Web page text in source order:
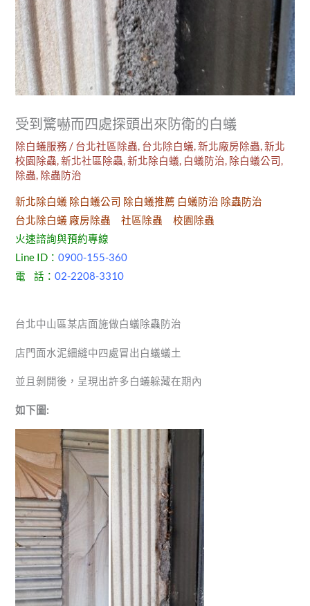
受到驚嚇而四處探頭出來防衛的白蟻
除白蟻服務 / 台北社區除蟲, 台北除白蟻,新北廠房除蟲,新北
校園除蟲,新北社區除蟲,新北除白蟻, 白蟻防治, 除白蟻公司,
除蟲, 除蟲防治
新北除白蟻 除白蟻公司 除白蟻推薦 白蟻防治 除蟲防治
台北除白蟻 廠房除蟲 社區除蟲 校園除蟲
火速諮詢與預約專線
Line ID：0900-155-360
電 話：02-2208-3310
台北中山區某店面施做白蟻除蟲防治
店門面水泥細縫中四處冒出白蟻蟻土
並且剝開後，呈現出許多白蟻躲藏在期內
如下圖: